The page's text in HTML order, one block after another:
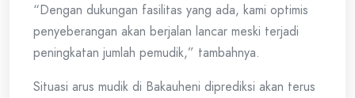
“Dengan dukungan fasilitas yang ada, kami optimis
penyeberangan akan berjalan lancar meski terjadi
peningkatan jumlah pemudik,” tambahnya.
Situasi arus mudik di Bakauheni diprediksi akan terus